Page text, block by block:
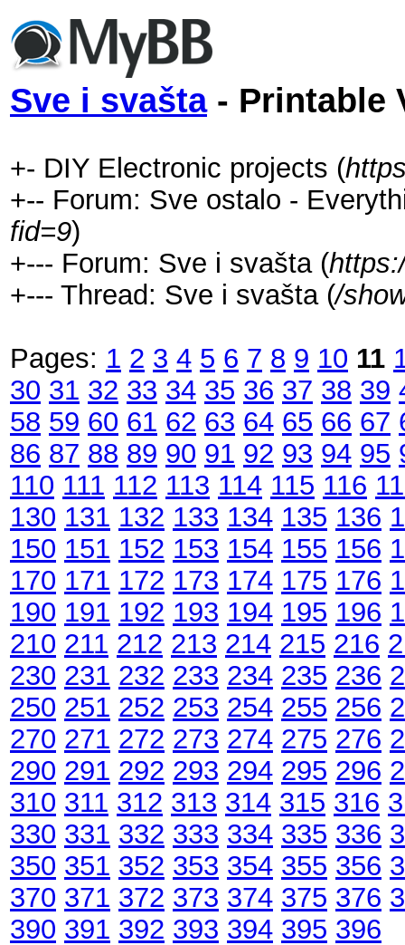
Sve i svašta- Printable
+- DIY Electronic projects (
+-- Forum: Sve ostalo -
fid=9)
+--- Forum: Sve i svašta (
+--- Thread: Sve i svašta (/
Pages: 1 2 3 4 5 6 7 8 9 10 11
30 31 32 33 34 35 36 37 38 39
58 59 60 61 62 63 64 65 66 67
86 87 88 89 90 91 92 93 94 95
110 111 112 113 114 115 116
130 131 132 133 134 135 136
150 151 152 153 154 155 156
170 171 172 173 174 175 176
190 191 192 193 194 195 196
210 211 212 213 214 215 216
230 231 232 233 234 235 236
250 251 252 253 254 255 256
270 271 272 273 274 275 276
290 291 292 293 294 295 296
310 311 312 313 314 315 316
330 331 332 333 334 335 336
350 351 352 353 354 355 356
370 371 372 373 374 375 376
390 391 392 393 394 395 396